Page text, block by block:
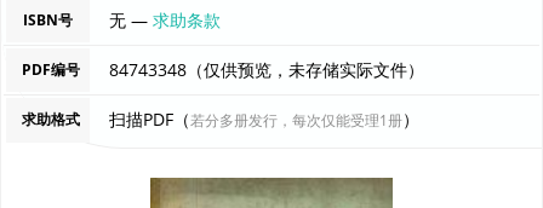
ISBN号 无 —求助条款
PDF编号 84743348（仅供预览，未存储实际文件）
求助格式 扫描PDF（若分多册发行，每次仅能受理1册）